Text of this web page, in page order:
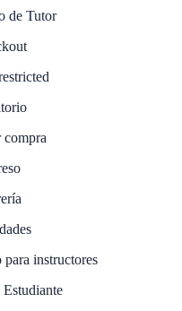
de Tutor
compra
para instructores